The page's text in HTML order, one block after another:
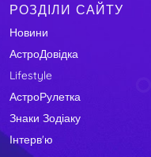
РОЗДІЛИ САЙТУ
Новини
АстроДовідка
Lifestyle
АстроРулетка
Знаки Зодіаку
Інтерв'ю